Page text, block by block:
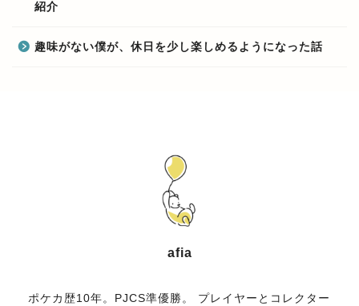
紹介
趣味がない僕が、休日を少し楽しめるようになった話
afia
ポケカ歴10年。PJCS準優勝。 プレイヤーとコレクター